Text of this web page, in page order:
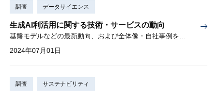
調査 データサイエンス
生成AI利活用に関する技術・サービスの動向
基盤モデルなどの最新動向、および全体像・自社事例を解説
2024年07月01日
調査 サステナビリティ